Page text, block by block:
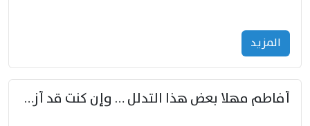
المزید
أفاطم مهلا بعض هذا التدلل … وإن كنت قد أزمعت صرمي فأجملي